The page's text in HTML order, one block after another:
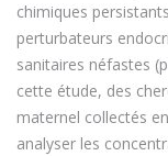
chimiques
perturbateurs
sanitaires néfastes
cette étude, des
maternel collectés
analyser les